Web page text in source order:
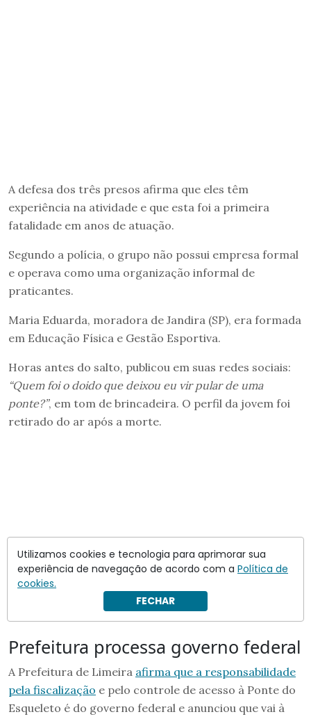
A defesa dos três presos afirma que eles têm
experiência na atividade e que esta foi a primeira
fatalidade em anos de atuação.
Segundo a polícia, o grupo não possui empresa formal
e operava como uma organização informal de
praticantes.
Maria Eduarda, moradora de Jandira (SP), era formada
em Educação Física e Gestão Esportiva.
Horas antes do salto, publicou em suas redes sociais:
“Quem foi o doido que deixou eu vir pular de uma
ponte?”, em tom de brincadeira. O perfil da jovem foi
retirado do ar após a morte.
Prefeitura processa governo federal
A Prefeitura de Limeira afirma que a responsabilidade
pela fiscalização e pelo controle de acesso à Ponte do
Esqueleto é do governo federal e anunciou que vai à
Utilizamos cookies e tecnologia para aprimorar sua
experiência de navegação de acordo com a Política de
cookies.
FECHAR